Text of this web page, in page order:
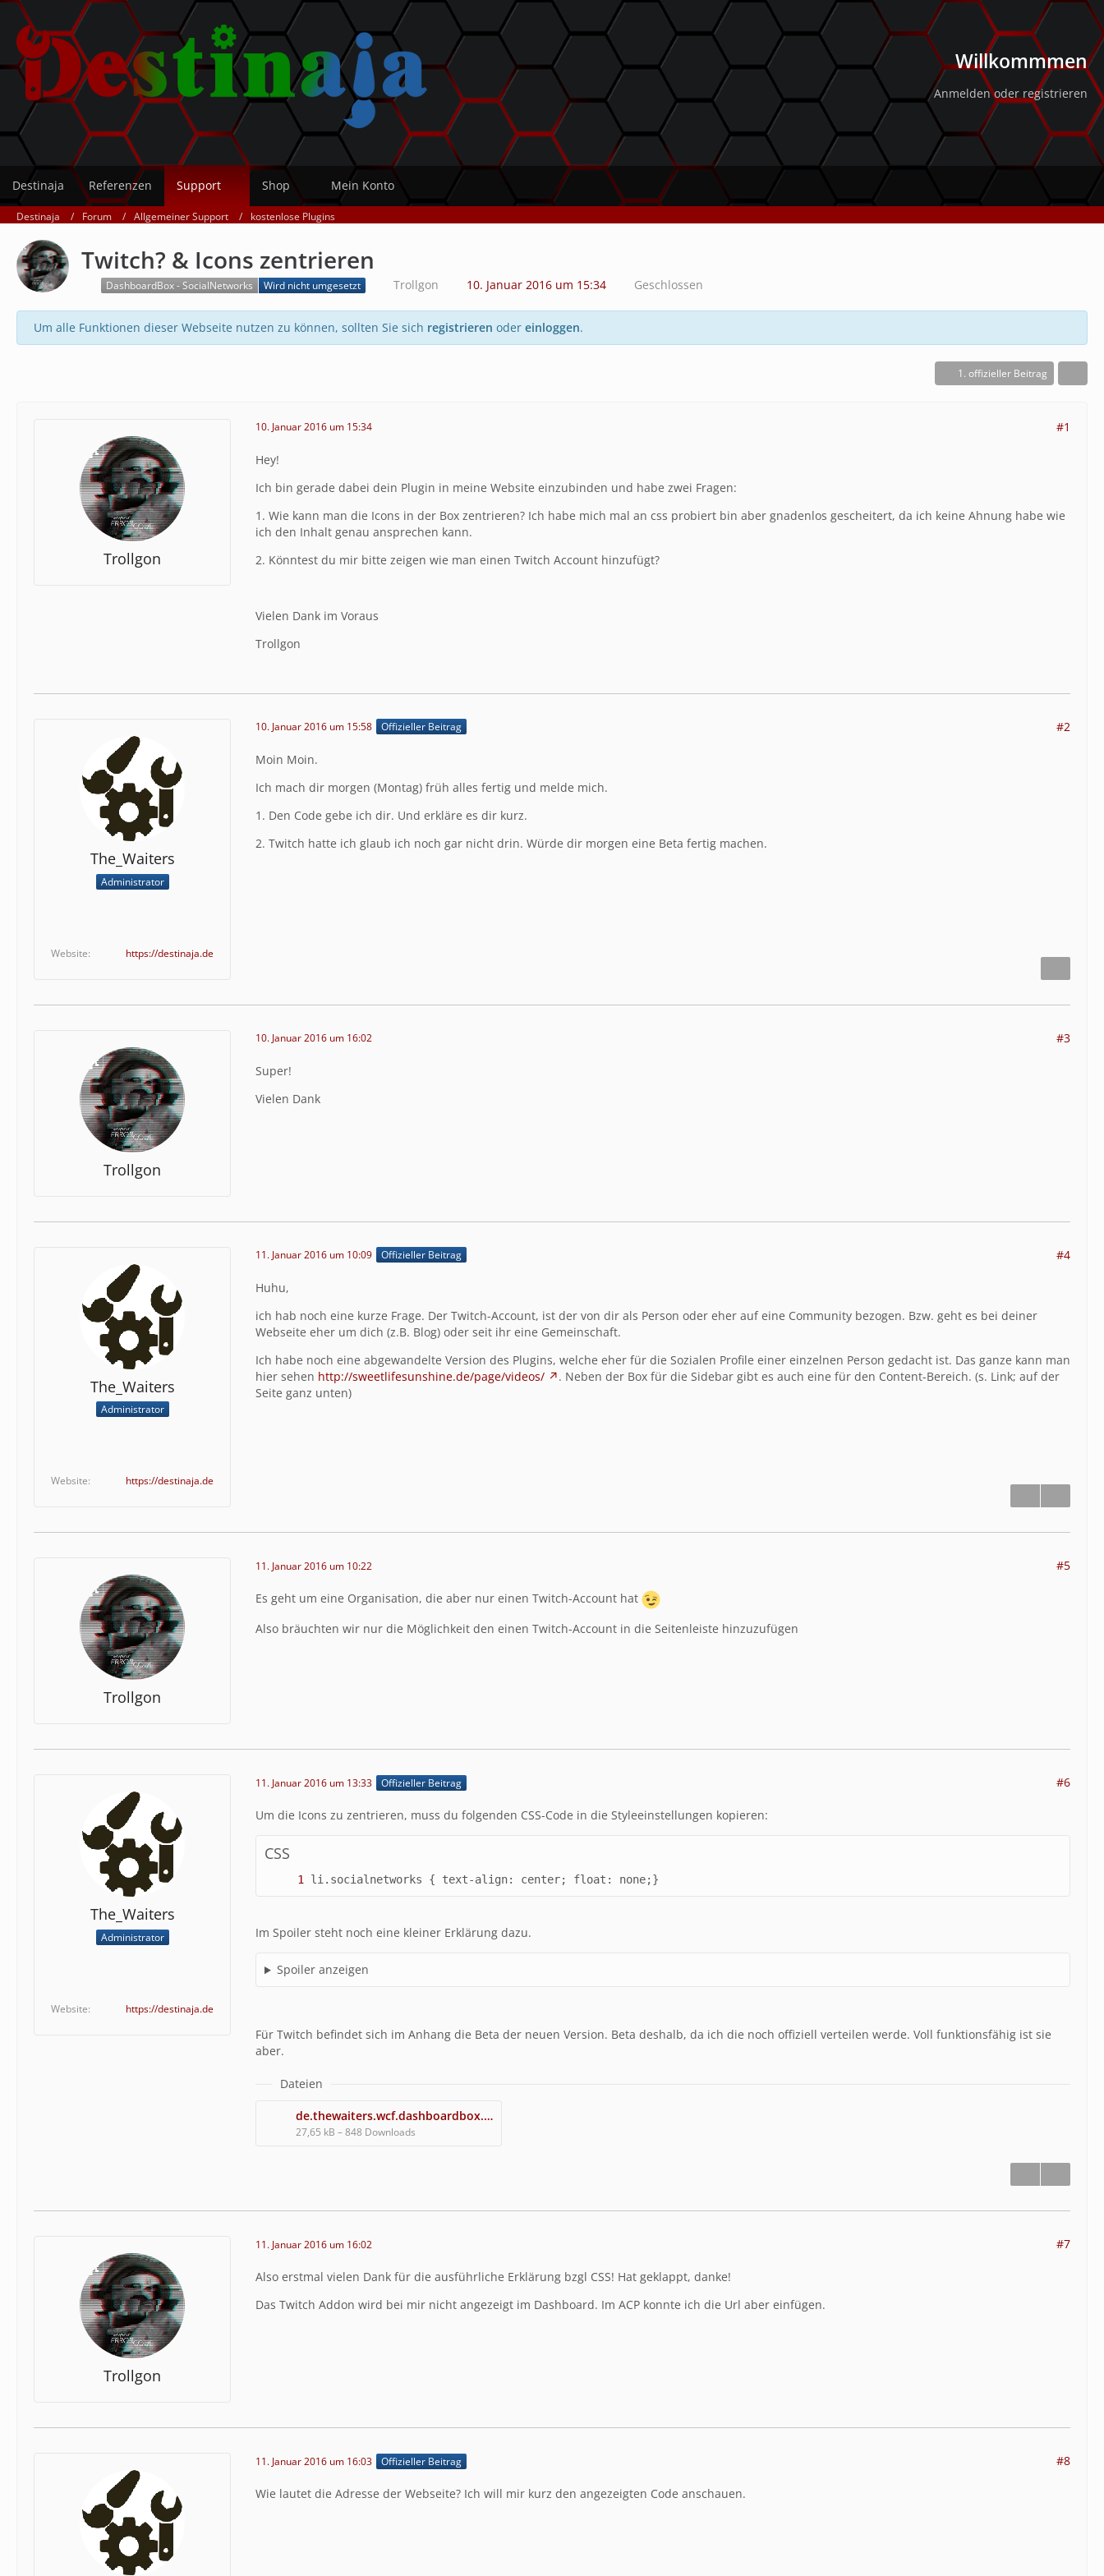
Willkommmen
Anmelden oder registrieren
Destinaja Referenzen Support Shop Mein Konto
Destinaja Forum Allgemeiner Support kostenlose Plugins
Twitch? & Icons zentrieren
DashboardBox - SocialNetworks Wird nicht umgesetzt Trollgon 10. Januar 2016 um 15:34 Geschlossen
Um alle Funktionen dieser Webseite nutzen zu können, sollten Sie sich registrieren oder einloggen.
1. offizieller Beitrag
Trollgon
10. Januar 2016 um 15:34 #1
Hey!
Ich bin gerade dabei dein Plugin in meine Website einzubinden und habe zwei Fragen:
1. Wie kann man die Icons in der Box zentrieren? Ich habe mich mal an css probiert bin aber gnadenlos gescheitert, da ich keine Ahnung habe wie
ich den Inhalt genau ansprechen kann.
2. Könntest du mir bitte zeigen wie man einen Twitch Account hinzufügt?
Vielen Dank im Voraus
Trollgon
The_Waiters
Administrator
Website https://destinaja.de
10. Januar 2016 um 15:58 Offizieller Beitrag #2
Moin Moin.
Ich mach dir morgen (Montag) früh alles fertig und melde mich.
1. Den Code gebe ich dir. Und erkläre es dir kurz.
2. Twitch hatte ich glaub ich noch gar nicht drin. Würde dir morgen eine Beta fertig machen.
Trollgon
10. Januar 2016 um 16:02 #3
Super!
Vielen Dank
The_Waiters
Administrator
Website https://destinaja.de
11. Januar 2016 um 10:09 Offizieller Beitrag #4
Huhu,
ich hab noch eine kurze Frage. Der Twitch-Account, ist der von dir als Person oder eher auf eine Community bezogen. Bzw. geht es bei deiner
Webseite eher um dich (z.B. Blog) oder seit ihr eine Gemeinschaft.
Ich habe noch eine abgewandelte Version des Plugins, welche eher für die Sozialen Profile einer einzelnen Person gedacht ist. Das ganze kann man
hier sehen http://sweetlifesunshine.de/page/videos/
. Neben der Box für die Sidebar gibt es auch eine für den Content-Bereich. (s. Link; auf der
Seite ganz unten)
Trollgon
11. Januar 2016 um 10:22 #5
Es geht um eine Organisation, die aber nur einen Twitch-Account hat
Also bräuchten wir nur die Möglichkeit den einen Twitch-Account in die Seitenleiste hinzuzufügen
The_Waiters
Administrator
Website https://destinaja.de
11. Januar 2016 um 13:33 Offizieller Beitrag #6
Um die Icons zu zentrieren, muss du folgenden CSS-Code in die Styleeinstellungen kopieren:
CSS
li.socialnetworks {	text-align: center;	float: none;}
Im Spoiler steht noch eine kleiner Erklärung dazu.
Spoiler anzeigen
Für Twitch befindet sich im Anhang die Beta der neuen Version. Beta deshalb, da ich die noch offiziell verteilen werde. Voll funktionsfähig ist sie
aber.
Dateien
de.thewaiters.wcf.dashboardbox.socialnetworks_11.01.2016.tar
27,65 kB – 848 Downloads
Trollgon
11. Januar 2016 um 16:02 #7
Also erstmal vielen Dank für die ausführliche Erklärung bzgl CSS! Hat geklappt, danke!
Das Twitch Addon wird bei mir nicht angezeigt im Dashboard. Im ACP konnte ich die Url aber einfügen.
11. Januar 2016 um 16:03 Offizieller Beitrag #8
Wie lautet die Adresse der Webseite? Ich will mir kurz den angezeigten Code anschauen.